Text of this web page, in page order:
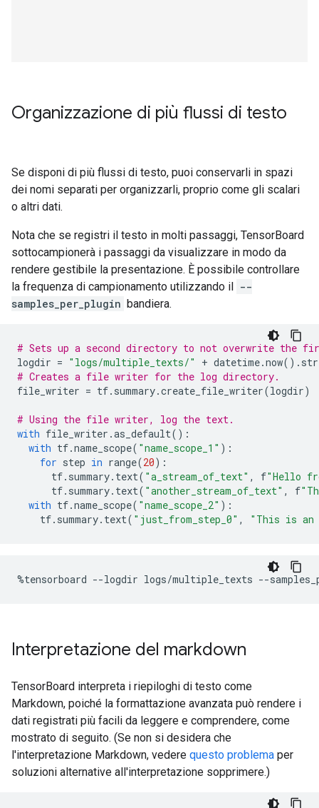
Organizzazione di più flussi di testo
Se disponi di più flussi di testo, puoi conservarli in spazi
dei nomi separati per organizzarli, proprio come gli scalari
o altri dati.
Nota che se registri il testo in molti passaggi, TensorBoard
sottocampionerà i passaggi da visualizzare in modo da
rendere gestibile la presentazione. È possibile controllare
la frequenza di campionamento utilizzando il --
samples_per_plugin bandiera.
# Sets up a second directory to not overwrite the
logdir = "logs/multiple_texts/" + datetime.now().
# Creates a file writer for the log directory.
file_writer = tf. summary.create_file_writer(logdir)
# Using the file writer, log the text.
with file_writer .as_default():
with tf.name_scope( "name_scope_1" ):
for step in range(20):
tf. summary. text( "a_stream_of_text" , f"Hello
tf. summary. text( "another_stream_of_text" , f
with tf.name_scope( "name_scope_2" ):
tf. summary. text( "just_from_step_0" , "This is an
%tensorboard --logdir logs/multiple_texts --
Interpretazione del markdown
TensorBoard interpreta i riepiloghi di testo come
Markdown, poiché la formattazione avanzata può rendere i
dati registrati più facili da leggere e comprendere, come
mostrato di seguito. (Se non si desidera che
l'interpretazione Markdown, vedere questo problema per
soluzioni alternative all'interpretazione sopprimere.)